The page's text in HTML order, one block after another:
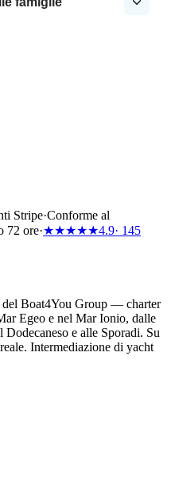
Stripe·Conforme al
72 ore·★★★★★4.9· 145
del Boat4You Group — charter
Egeo e nel Mar Ionio, dalle
e alle Sporadi. Su
Intermediazione di yacht